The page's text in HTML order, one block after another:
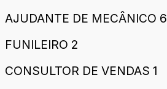
AJUDANTE DE MECÂNICO 6
FUNILEIRO 2
CONSULTOR DE VENDAS 1